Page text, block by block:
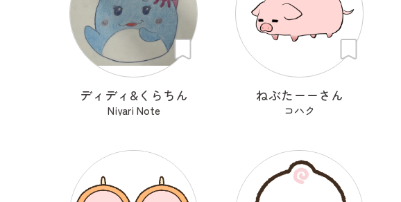
ディディ&くらちん
Niyari Note
ねぶたーーさん
コハク